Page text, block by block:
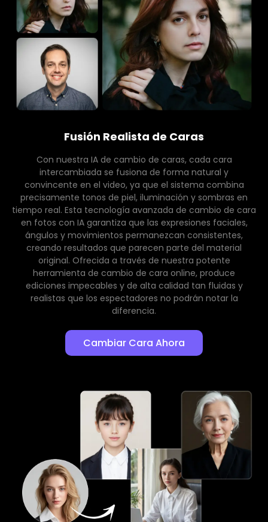
Fusión Realista de Caras
Con nuestra IA de cambio de caras, cada cara
intercambiada se fusiona de forma natural y
convincente en el video, ya que el sistema combina
precisamente tonos de piel, iluminación y sombras en
tiempo real. Esta tecnología avanzada de cambio de cara
en fotos con IA garantiza que las expresiones faciales,
ángulos y movimientos permanezcan consistentes,
creando resultados que parecen parte del material
original. Ofrecida a través de nuestra potente
herramienta de cambio de cara online, produce
ediciones impecables y de alta calidad tan fluidas y
realistas que los espectadores no podrán notar la
diferencia.
Cambiar Cara Ahora